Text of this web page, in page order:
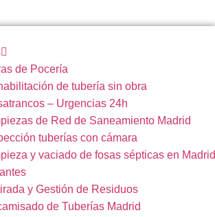
de Pocería
de tubería sin obra
– Urgencias 24h
de Red de Saneamiento Madrid
tuberías con cámara
y vaciado de fosas sépticas en Madrid
y Gestión de Residuos
de Tuberías Madrid